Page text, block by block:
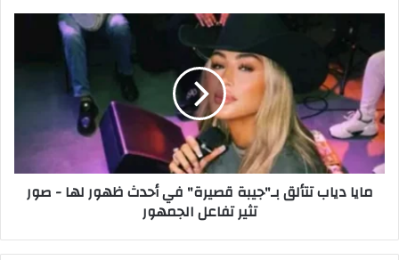
تتألق
بـ"جيبة
قصيرة"
في
أحدث
ظهور
لها
مايا دياب تتألق بـ"جيبة قصيرة" في أحدث ظهور لها - صور
تثير تفاعل الجمهور